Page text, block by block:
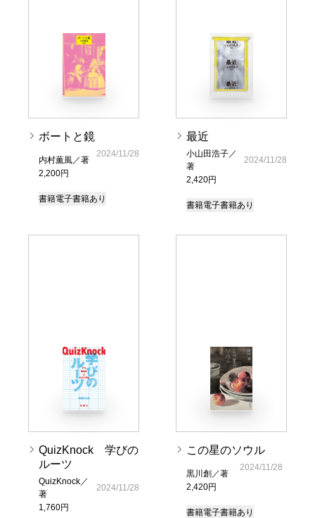
ボートと鏡
内村薫風／著
2,200円
2024/11/28
書籍電子書籍あり
最近
小山田浩子／
著
2,420円
2024/11/28
書籍電子書籍あり
QuizKnock 学びの
ルーツ
QuizKnock／
著
1,760円
2024/11/28
この星のソウル
黒川創／著
2,420円
2024/11/28
書籍電子書籍あり